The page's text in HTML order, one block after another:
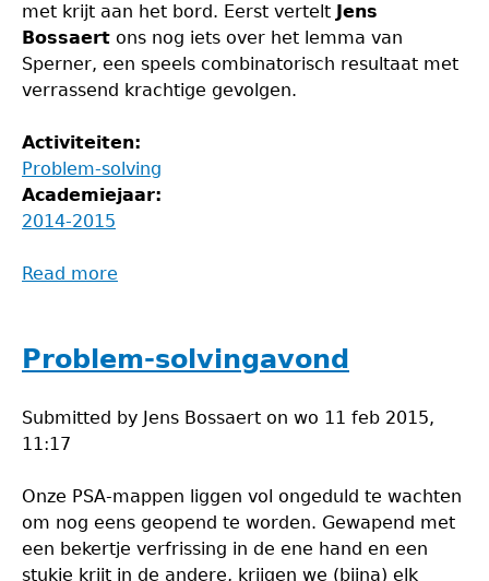
met krijt aan het bord. Eerst vertelt Jens
Bossaert ons nog iets over het lemma van
Sperner, een speels combinatorisch resultaat met
verrassend krachtige gevolgen.
Activiteiten:
Problem-solving
Academiejaar:
2014-2015
Read more
Problem-solvingavond
Submitted by Jens Bossaert on wo 11 feb 2015,
11:17
Onze PSA-mappen liggen vol ongeduld te wachten
om nog eens geopend te worden. Gewapend met
een bekertje verfrissing in de ene hand en een
stukje krijt in de andere, krijgen we (bijna) elk